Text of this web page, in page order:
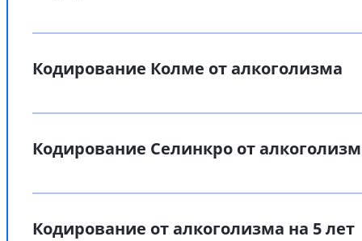
Кодирование Колме от алкоголизма
Кодирование Селинкро от
Кодирование от алкоголизма на 5 лет